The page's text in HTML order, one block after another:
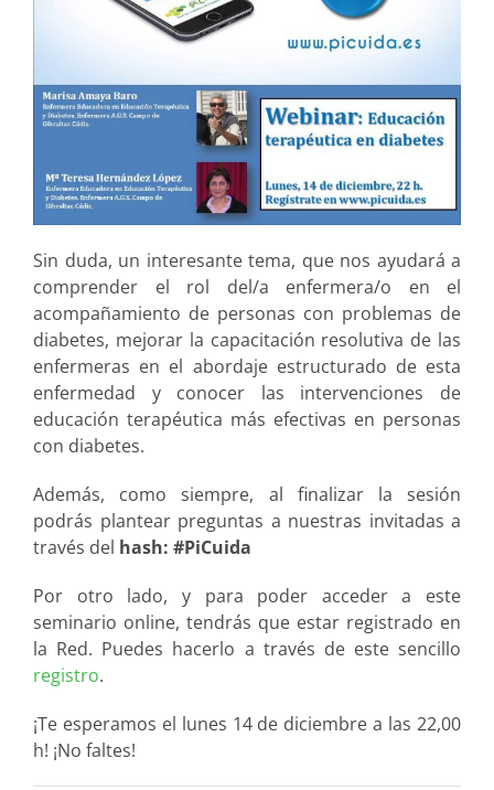
Sin duda, un interesante tema, que nos ayudará a
comprender el rol del/a enfermera/o en el
acompañamiento de personas con problemas de
diabetes, mejorar la capacitación resolutiva de las
enfermeras en el abordaje estructurado de esta
enfermedad y conocer las intervenciones de
educación terapéutica más efectivas en personas
con diabetes.
Además, como siempre, al finalizar la sesión
podrás plantear preguntas a nuestras invitadas a
través del hash: #PiCuida
Por otro lado, y para poder acceder a este
seminario online, tendrás que estar registrado en
la Red. Puedes hacerlo a través de este sencillo
registro.
¡Te esperamos el lunes 14 de diciembre a las 22,00
h! ¡No faltes!